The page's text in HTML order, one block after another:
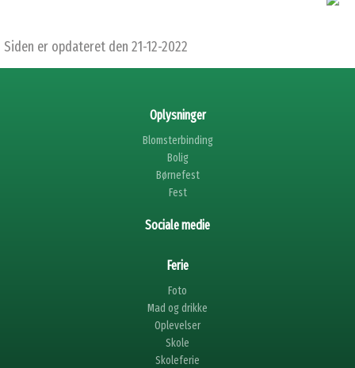
Siden er opdateret den 21-12-2022
Oplysninger
Blomsterbinding
Bolig
Børnefest
Fest
Sociale medie
Ferie
Foto
Mad og drikke
Oplevelser
Skole
Skoleferie